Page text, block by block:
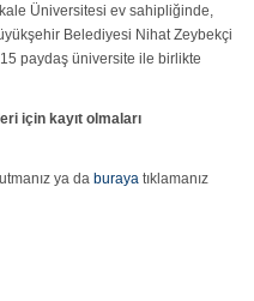
Üniversitesi ev sahipliğinde,
Belediyesi Nihat Zeybekçi
paydaş üniversite ile birlikte
için kayıt olmaları
ya da buraya tıklamanız